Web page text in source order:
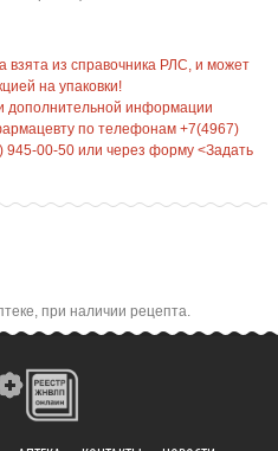
взята из справочника РЛС, и может
на упаковки!
дополнительной информации
по телефонам +7(4967)
945-00-50 или через форму <Задать
при наличии рецепта.